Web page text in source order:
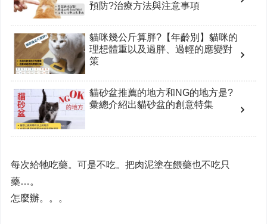
預防?治療方法與注意事項
貓咪幾公斤算胖?【年齡別】貓咪的
理想體重以及過胖、過輕的應變對
策
貓砂盆推薦的地方和NG的地方是?
彙總介紹出貓砂盆的創意特集
每次給牠吃藥。可是不吃。把肉泥塗在餵藥也不吃只
藥…。
怎麼辦。。。